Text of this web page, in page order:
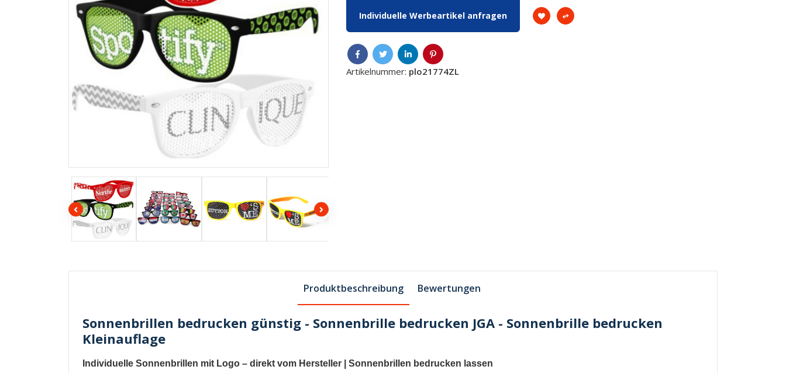
Individuelle Werbeartikel anfragen
Artikelnummer: plo21774ZL
Produktbeschreibung Bewertungen
Sonnenbrillen bedrucken günstig - Sonnenbrille bedrucken JGA - Sonnenbrille bedrucken
Kleinauflage
Individuelle Sonnenbrillen mit Logo – direkt vom Hersteller |Sonnenbrillen bedrucken lassen